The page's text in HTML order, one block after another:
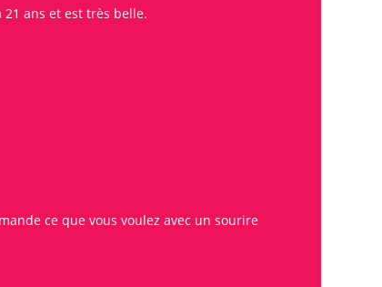
21 ans et est très belle.
ce que vous voulez avec un sourire